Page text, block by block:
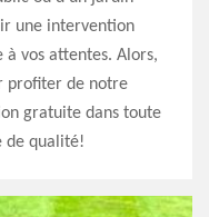
une intervention
vos attentes. Alors,
profiter de notre
gratuite dans toute
de qualité!